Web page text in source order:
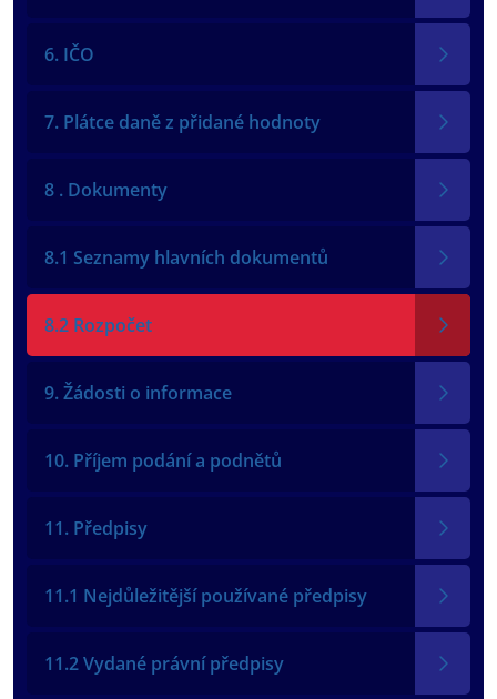
6. IČO
7. Plátce daně z přidané hodnoty
8 . Dokumenty
8.1 Seznamy hlavních dokumentů
8.2 Rozpočet
9. Žádosti o informace
10. Příjem podání a podnětů
11. Předpisy
11.1 Nejdůležitější používané předpisy
11.2 Vydané právní předpisy